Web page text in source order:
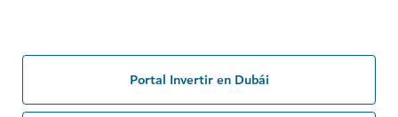
Portal Invertir en Dubái